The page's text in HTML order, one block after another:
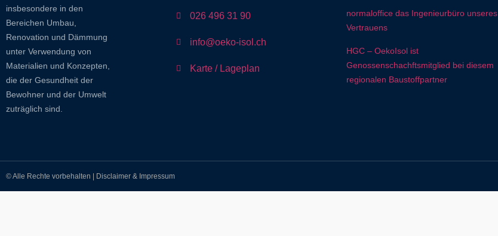
insbesondere in den
Bereichen Umbau,
Renovation und Dämmung
unter Verwendung von
Materialien und Konzepten,
die der Gesundheit der
Bewohner und der Umwelt
zuträglich sind.
026 496 31 90
info@oeko-isol.ch
Karte / Lageplan
normaloffice das Ingenieurbüro unseres
Vertrauens
HGC – OekoIsol ist
Genossenschachftsmitglied bei diesem
regionalen Baustoffpartner
© Alle Rechte vorbehalten | Disclaimer & Impressum